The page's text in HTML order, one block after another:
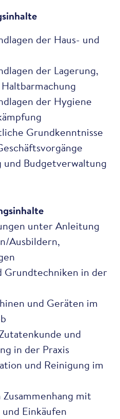
der Haus- und
der Lagerung,
der Hygiene
Grundkenntnisse
Budgetverwaltung
unter Anleitung
Ausbildern,
Grundtechniken in der
und Geräten im
und
in der Praxis
und Reinigung im
mit
Einkäufen